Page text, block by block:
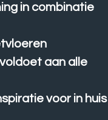
in combinatie
aan alle
voor in huis